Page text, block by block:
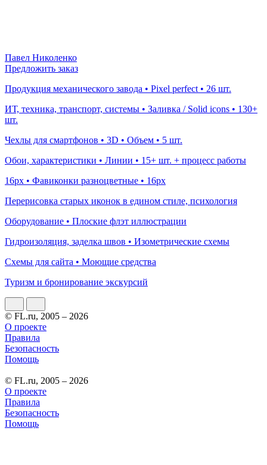
Павел Николенко
Предложить заказ
Продукция механического завода • Pixel perfect • 26 шт.
ИТ, техника, транспорт, системы • Заливка / Solid icons • 130+
шт.
Чехлы для смартфонов • 3D • Объем • 5 шт.
Обои, характеристики • Линии • 15+ шт. + процесс работы
16рх • Фавиконки разноцветные • 16рх
Перерисовка старых иконок в едином стиле, психология
Оборудование • Плоские флэт иллюстрации
Гидроизоляция, заделка швов • Изометрические схемы
Схемы для сайта • Моющие средства
Туризм и бронирование экскурсий
© FL.ru, 2005 – 2026
О проекте
Правила
Безопасность
Помощь
© FL.ru, 2005 – 2026
О проекте
Правила
Безопасность
Помощь